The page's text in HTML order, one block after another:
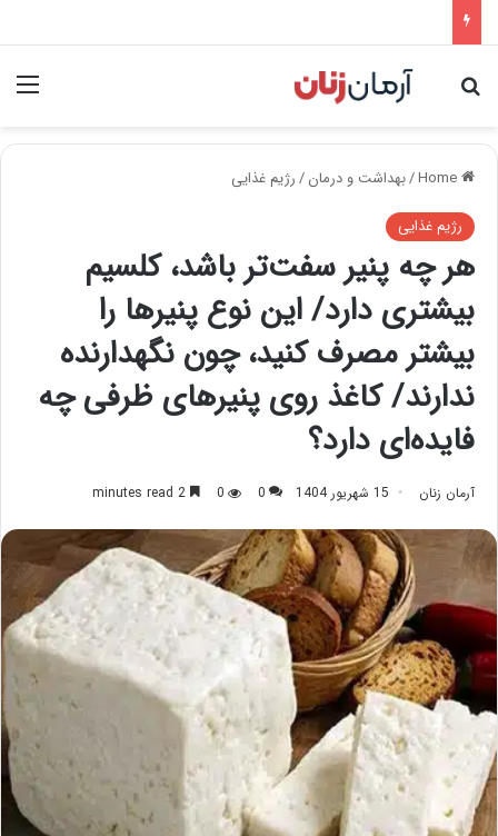
Search for
/بهداشت و درمان/رژیم غذایی
رژیم غذایی
هر چه پنیر سفت‌تر باشد، کلسیم
بیشتری دارد/ این نوع پنیرها را
بیشتر مصرف کنید، چون نگهدارنده
ندارند/ کاغذ روی پنیرهای ظرفی چه
فایده‌ای دارد؟
آرمان زنان 15 شهریور 1404 0
0